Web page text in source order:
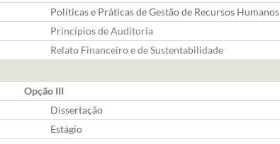
Políticas e Práticas de Gestão de Recursos Humanos
Princípios de Auditoria
Relato Financeiro e de Sustentabilidade
Opção III
Dissertação
Estágio